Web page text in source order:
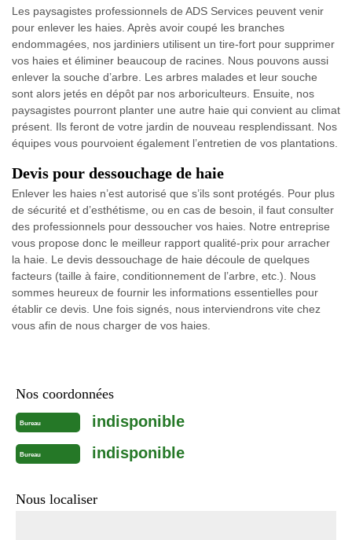
Les paysagistes professionnels de ADS Services peuvent venir
pour enlever les haies. Après avoir coupé les branches
endommagées, nos jardiniers utilisent un tire-fort pour supprimer
vos haies et éliminer beaucoup de racines. Nous pouvons aussi
enlever la souche d’arbre. Les arbres malades et leur souche
sont alors jetés en dépôt par nos arboriculteurs. Ensuite, nos
paysagistes pourront planter une autre haie qui convient au climat
présent. Ils feront de votre jardin de nouveau resplendissant. Nos
équipes vous pourvoient également l’entretien de vos plantations.
Devis pour dessouchage de haie
Enlever les haies n’est autorisé que s’ils sont protégés. Pour plus
de sécurité et d’esthétisme, ou en cas de besoin, il faut consulter
des professionnels pour dessoucher vos haies. Notre entreprise
vous propose donc le meilleur rapport qualité-prix pour arracher
la haie. Le devis dessouchage de haie découle de quelques
facteurs (taille à faire, conditionnement de l’arbre, etc.). Nous
sommes heureux de fournir les informations essentielles pour
établir ce devis. Une fois signés, nous interviendrons vite chez
vous afin de nous charger de vos haies.
Nos coordonnées
Bureau indisponible
Bureau indisponible
Nous localiser